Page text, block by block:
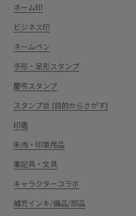
ネーム印
ビジネス印
ネームペン
手形・足形スタンプ
慶弔スタンプ
スタンプ台 (目的からさがす)
印鑑
朱肉・印章用品
筆記具・文具
キャラクターコラボ
補充インキ/備品/部品